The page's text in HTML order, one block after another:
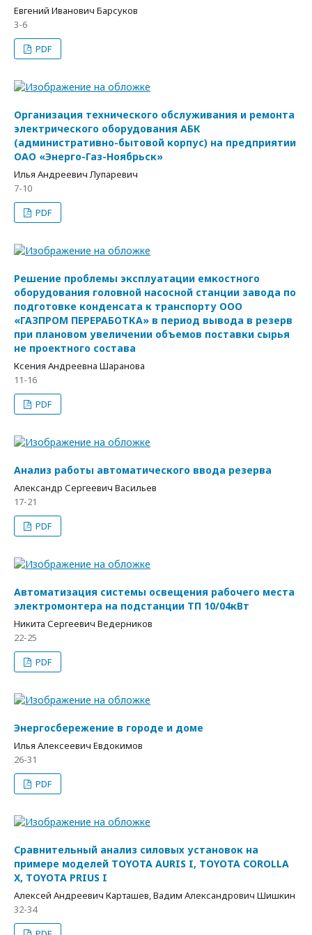
Евгений Иванович Барсуков
3-6
PDF
Организация технического обслуживания и ремонта
электрического оборудования АБК
(административно-бытовой корпус) на предприятии
ОАО «Энерго-Газ-Ноябрьск»
Илья Андреевич Лупаревич
7-10
PDF
Решение проблемы эксплуатации емкостного
оборудования головной насосной станции завода по
подготовке конденсата к транспорту ООО
«ГАЗПРОМ ПЕРЕРАБОТКА» в период вывода в резерв
при плановом увеличении объемов поставки сырья
не проектного состава
Ксения Андреевна Шаранова
11-16
PDF
Анализ работы автоматического ввода резерва
Александр Сергеевич Васильев
17-21
PDF
Автоматизация системы освещения рабочего места
электромонтера на подстанции ТП 10/04кВт
Никита Сергеевич Ведерников
22-25
PDF
Энергосбережение в городе и доме
Илья Алексеевич Евдокимов
26-31
PDF
Сравнительный анализ силовых установок на
примере моделей TOYOTA AURIS I, TOYOTA COROLLA
X, TOYOTA PRIUS I
Алексей Андреевич Карташев, Вадим Александрович Шишкин
32-34